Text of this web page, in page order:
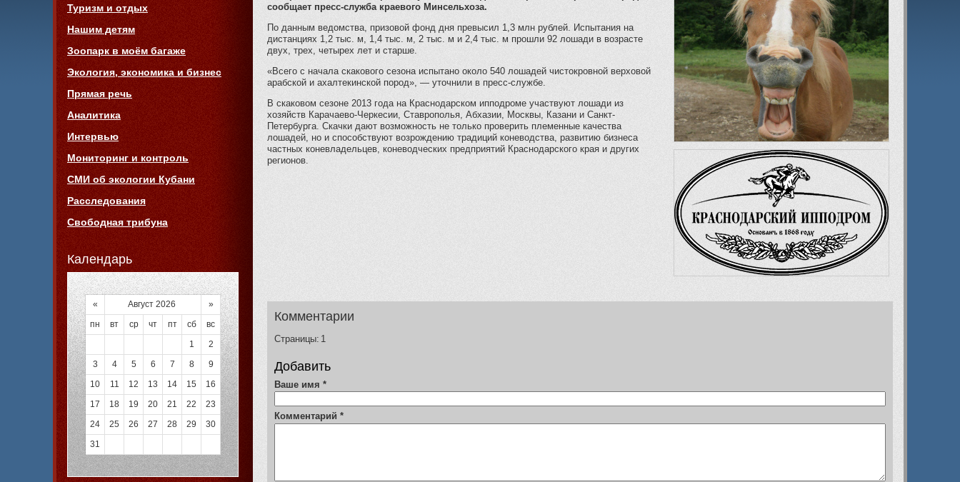
сообщает пресс-служба краевого Минсельхоза.
По данным ведомства, призовой фонд дня превысил 1,3 млн рублей. Испытания на
дистанциях 1,2 тыс. м, 1,4 тыс. м, 2 тыс. м и 2,4 тыс. м прошли 92 лошади в возрасте
двух, трех, четырех лет и старше.
«Всего с начала скакового сезона испытано около 540 лошадей чистокровной верховой
арабской и ахалтекинской пород», — уточнили в пресс-службе.
В скаковом сезоне 2013 года на Краснодарском ипподроме участвуют лошади из
хозяйств Карачаево-Черкесии, Ставрополья, Абхазии, Москвы, Казани и Санкт-
Петербурга. Скачки дают возможность не только проверить племенные качества
лошадей, но и способствуют возрождению традиций коневодства, развитию бизнеса
частных коневладельцев, коневодческих предприятий Краснодарского края и других
регионов.
Комментарии
Страницы: 1
Добавить
Ваше имя *
Комментарий *
Туризм и отдых
Нашим детям
Зоопарк в моём багаже
Экология, экономика и бизнес
Прямая речь
Аналитика
Интервью
Мониторинг и контроль
СМИ об экологии Кубани
Расследования
Свободная трибуна
Календарь
« Август 2026
»
пн
вт ср чт пт сб
вс
1
2
3
4 5 6 7 8
9
10
11 12 13 14 15
16
17
18 19 20 21 22
23
24
25 26 27 28 29
30
31